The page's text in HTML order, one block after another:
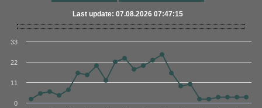
Last update: 07.08.2026 07:47:15
0
11
22
33